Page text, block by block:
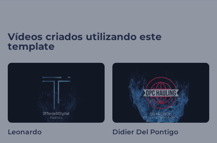
Vídeos criados utilizando este
template
Leonardo Didier Del Pontigo